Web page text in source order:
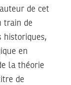
de cet
train de
historiques,
en
la théorie
de